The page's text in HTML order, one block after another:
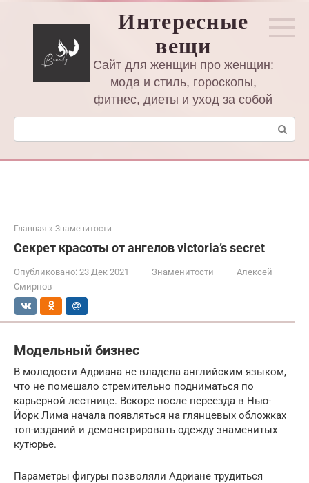
Интересные
вещи
Сайт для женщин про женщин:
мода и стиль, гороскопы,
фитнес, диеты и уход за собой
Поиск:
Главная » Знаменитости
Секрет красоты от ангелов victoria’s secret
Опубликовано: 23 Дек 2021 Знаменитости
Алексей
Смирнов
Модельный бизнес
В молодости Адриана не владела английским языком,
что не помешало стремительно подниматься по
карьерной лестнице. Вскоре после переезда в Нью-
Йорк Лима начала появляться на глянцевых обложках
топ-изданий и демонстрировать одежду знаменитых
кутюрье.
Параметры фигуры позволяли Адриане трудиться